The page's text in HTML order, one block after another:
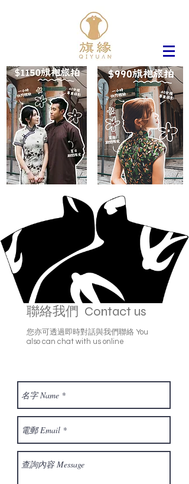
聯絡我們 Contact us
您亦可透過即時對話與我們聯絡 You
also can chat with us online